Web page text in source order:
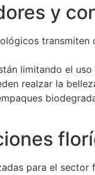
y
limitando el
realzar la
para el